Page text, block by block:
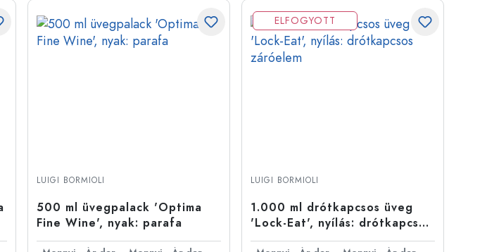
LUIGI BORMIOLI
500 ml üvegpalack 'Optima
Fine Wine', nyak: parafa
ELFOGYOTT
LUIGI BORMIOLI
1.000 ml drótkapcsos üveg
'Lock-Eat', nyílás: drótkapcsos
záróelem